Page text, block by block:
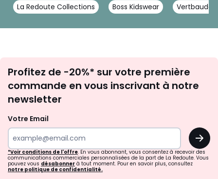
La Redoute Collections Boss Kidswear Vertbaudet
newsletter
Profitez de -20%* sur votre première
commande en vous inscrivant à notre
newsletter
Votre Email
OK
*Voir conditions de l'offre. En vous abonnant, vous consentez à recevoir des
communications commerciales personnalisées de la part de La Redoute. Vous
pouvez vous désabonner à tout moment. Pour en savoir plus, consultez
notre politique de confidentialité.